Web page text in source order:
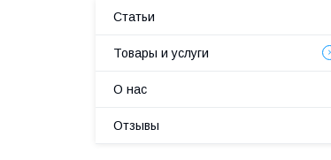
Статьи
Товары и услуги
О нас
Отзывы